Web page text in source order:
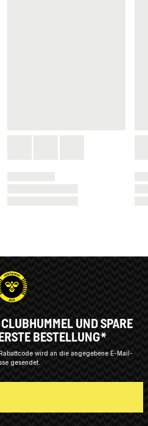
UND SPARE
BESTELLUNG*
wird an die angegebene E-Mail-
gesendet.